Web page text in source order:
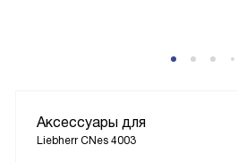
Аксессуары для
Liebherr CNes 4003